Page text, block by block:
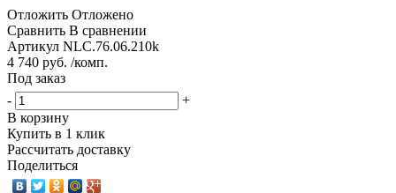
Отложить Отложено
Сравнить В сравнении
Артикул NLC.76.06.210k
4 740 руб. /комп.
Под заказ
-
+
В корзину
Купить в 1 клик
Рассчитать доставку
Поделиться